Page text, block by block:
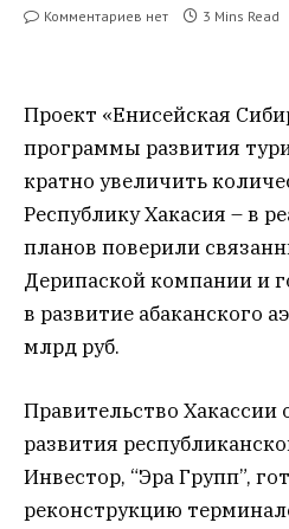
Комментариев нет 3 Mins Read
Проект «Енисейская
программы развития
кратно увеличить
Республику Хакасия – в
планов поверили
Дерипаской компании и
в развитие абаканского
млрд руб.
Правительство Хакассии
развития
Инвестор, “Эра Групп”,
реконструкцию